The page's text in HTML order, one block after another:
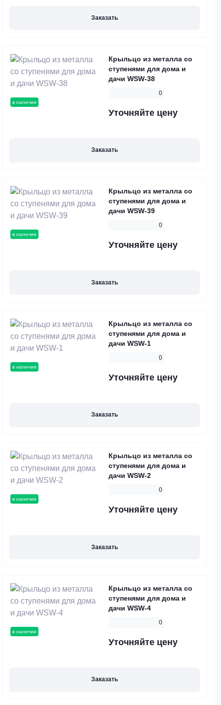
Заказать
в наличии
Крыльцо из металла со
ступенями для дома и
дачи WSW-38
0
Уточняйте цену
Заказать
в наличии
Крыльцо из металла со
ступенями для дома и
дачи WSW-39
0
Уточняйте цену
Заказать
в наличии
Крыльцо из металла со
ступенями для дома и
дачи WSW-1
0
Уточняйте цену
Заказать
в наличии
Крыльцо из металла со
ступенями для дома и
дачи WSW-2
0
Уточняйте цену
Заказать
в наличии
Крыльцо из металла со
ступенями для дома и
дачи WSW-4
0
Уточняйте цену
Заказать